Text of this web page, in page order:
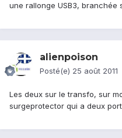
une rallonge USB3, branchée
alienpoison
Posté(e) 25 août 2011
Les deux sur le transfo, sur
surgeprotector qui a deux